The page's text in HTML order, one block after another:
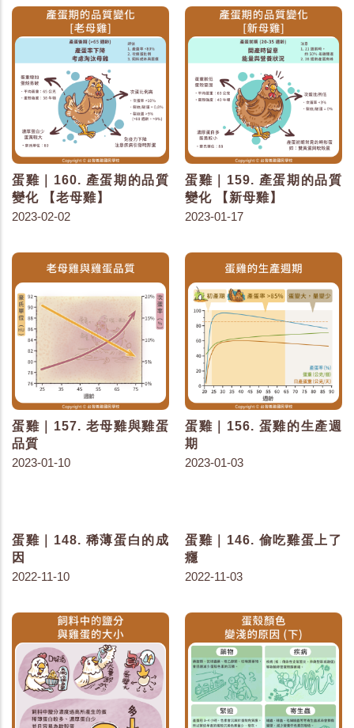
蛋雞｜160. 產蛋期的品質
變化 【老母雞】
2023-02-02
蛋雞｜159. 產蛋期的品質
變化 【新母雞】
2023-01-17
蛋雞｜157. 老母雞與雞蛋
品質
2023-01-10
蛋雞｜156. 蛋雞的生產週
期
2023-01-03
蛋雞｜148. 稀薄蛋白的成
因
2022-11-10
蛋雞｜146. 偷吃雞蛋上了
癮
2022-11-03